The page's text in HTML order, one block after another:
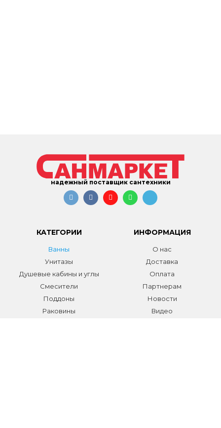
надежный поставщик сантехники
КАТЕГОРИИ
Ванны
Унитазы
Душевые кабины и углы
Смесители
Поддоны
Раковины
ИНФОРМАЦИЯ
О нас
Доставка
Оплата
Партнерам
Новости
Видео